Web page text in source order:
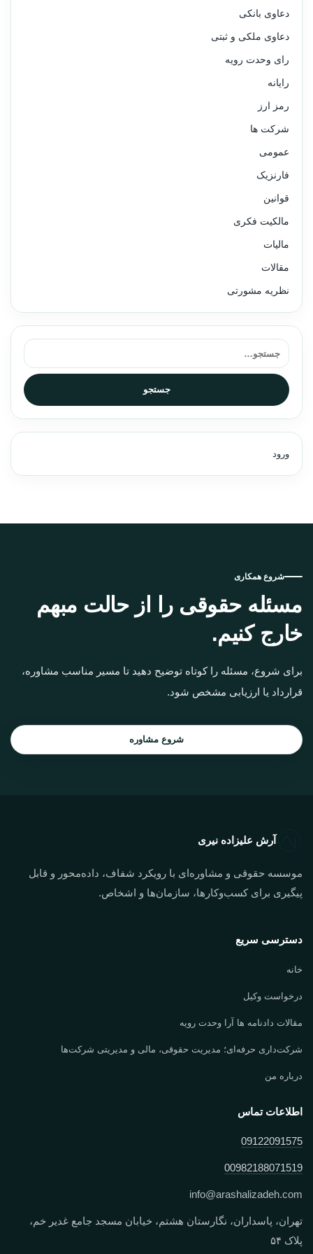
دعاوی بانکی
دعاوی ملکی و ثبتی
رای وحدت رویه
رایانه
رمز ارز
شرکت ها
عمومی
فارنزیک
قوانین
مالکیت فکری
مالیات
مقالات
نظریه مشورتی
جستجو برای:
جستجو
ورود
شروع همکاری
مسئله حقوقی را از حالت مبهم
خارج کنیم.
برای شروع، مسئله را کوتاه توضیح دهید تا مسیر مناسب مشاوره،
قرارداد یا ارزیابی مشخص شود.
شروع مشاوره
آرش علیزاده نیری
موسسه حقوقی و مشاوره‌ای با رویکرد شفاف، داده‌محور و قابل
پیگیری برای کسب‌وکارها، سازمان‌ها و اشخاص.
دسترسی سریع
خانه
درخواست وکیل
مقالات دادنامه ها آرا وحدت رویه
شرکت‌داری حرفه‌ای؛ مدیریت حقوقی، مالی و مدیریتی شرکت‌ها
درباره من
اطلاعات تماس
09122091575
00982188071519
info@arashalizadeh.com
تهران، پاسداران، نگارستان هشتم، خیابان مسجد جامع غدیر خم،
پلاک ۵۴